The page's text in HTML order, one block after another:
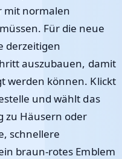
mit normalen
Für die neue
derzeitigen
auszubauen, damit
werden können. Klickt
und wählt das
zu Häusern oder
schnellere
braun-rotes Emblem